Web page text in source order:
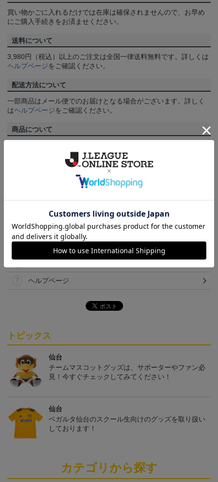
買い物かごに入れるだけでは在庫は確保されませんので、お早め
にご購入手続きをお済ませください。
送料について
3,980円（税込）以上のご注文は全国一律送料無料です。詳しくは
ヘルプページをご確認ください。
配送方法について
一部商品はメール便でのお届けとなる場合がございます。詳しく
はヘルプページをご確認ください。
商品について
商品画像は、お使いのパソコンのモニターおよびスマートフォン
のメーカー・機種・画面設定等により、実際の商品の色と異なっ
て見える場合がございます。あらかじめご了承ください。
取り扱い商品によっては、パッケージやデザインなどの仕様が予
告なく変更になることがございます。
その他
ヘルプページ
トピックス
仙台
チームマスコットグッズは、サポーターやファン必
見！今すぐチェックしてみてください！
仙台
ベガルタ仙台のスクール生向けのグッズを取り扱い
しております！
カテゴリから探す